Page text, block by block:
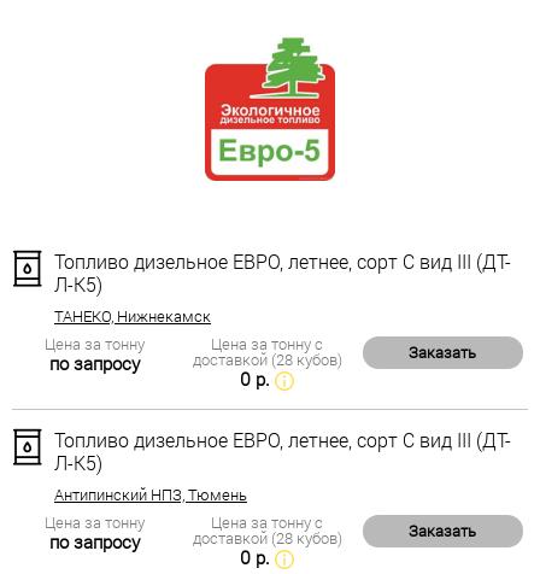
Топливо дизельное ЕВРО, летнее, сорт С вид III (ДТ-
Л-К5)
ТАНЕКО, Нижнекамск
Цена за тонну
по запросу
Цена за тонну с
доставкой (28 кубов)
0 р.
Заказать
Топливо дизельное ЕВРО, летнее, сорт С вид III (ДТ-
Л-К5)
Антипинский НПЗ, Тюмень
Цена за тонну
по запросу
Цена за тонну с
доставкой (28 кубов)
0 р.
Заказать